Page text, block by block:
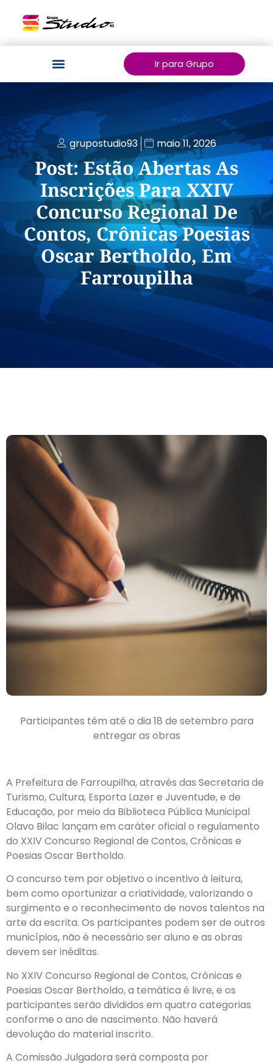
Ir para Grupo
grupostudio93 maio 11, 2026
Post: Estão Abertas As
Inscrições Para XXIV
Concurso Regional De
Contos, Crônicas Poesias
Oscar Bertholdo, Em
Farroupilha
Participantes têm até o dia 18 de setembro para
entregar as obras
A Prefeitura de Farroupilha, através das Secretaria de
Turismo, Cultura, Esporta Lazer e Juventude, e de
Educação, por meio da Biblioteca Pública Municipal
Olavo Bilac lançam em caráter oficial o regulamento
do XXIV Concurso Regional de Contos, Crônicas e
Poesias Oscar Bertholdo.
O concurso tem por objetivo o incentivo à leitura,
bem como oportunizar a criatividade, valorizando o
surgimento e o reconhecimento de novos talentos na
arte da escrita. Os participantes podem ser de outros
municípios, não é necessário ser aluno e as obras
devem ser inéditas.
No XXIV Concurso Regional de Contos, Crônicas e
Poesias Oscar Bertholdo, a temática é livre, e os
participantes serão divididos em quatro categorias
conforme o ano de nascimento. Não haverá
devolução do material inscrito.
A Comissão Julgadora será composta por